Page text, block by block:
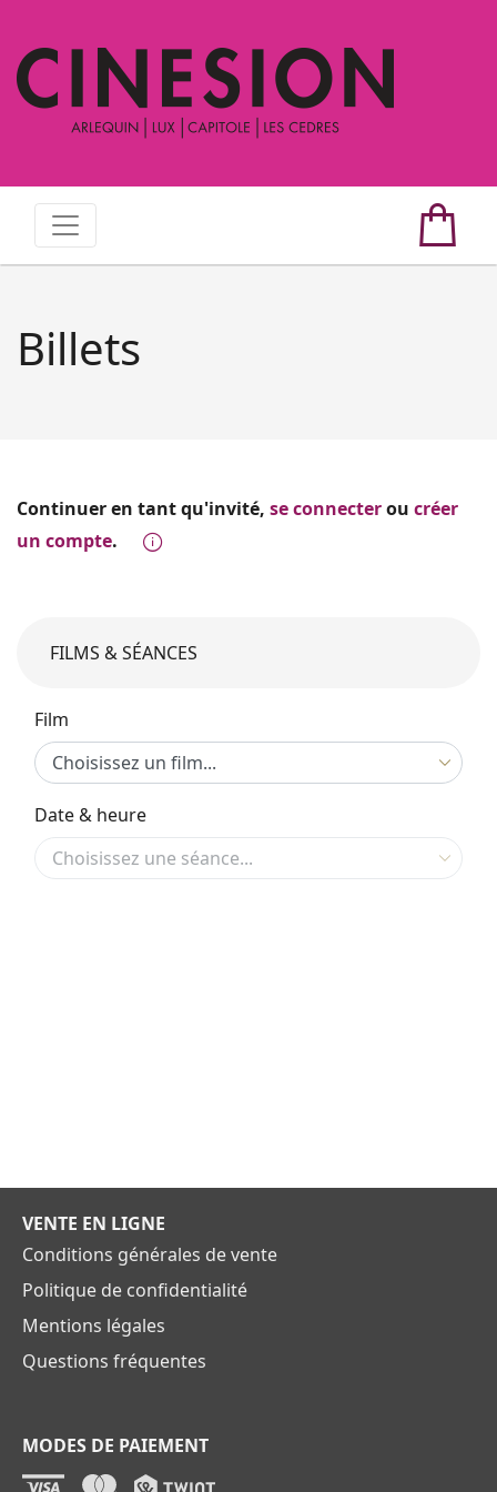
Billets
Continuer en tant qu'invité, se connecterou créer
un compte.
FILMS & SÉANCES
Film
Date & heure
VENTE EN LIGNE
Conditions générales de vente
Politique de confidentialité
Mentions légales
Questions fréquentes
MODES DE PAIEMENT